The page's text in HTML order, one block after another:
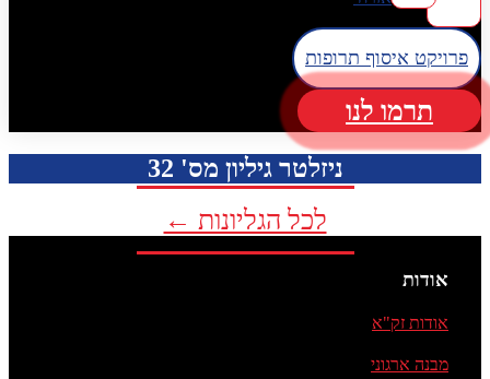
פרויקט איסוף תרופות
תרמו לנו
ניזלטר גיליון מס' 32
לכל הגליונות ←
אודות
אודות זק"א
מבנה ארגוני